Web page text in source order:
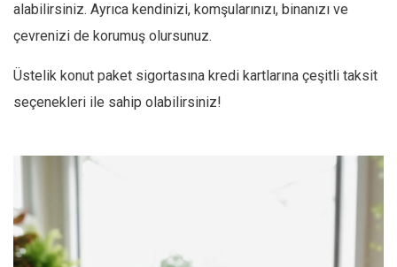
alabilirsiniz. Ayrıca kendinizi, komşularınızı, binanızı ve
çevrenizi de korumuş olursunuz.
Üstelik konut paket sigortasına kredi kartlarına çeşitli taksit
seçenekleri ile sahip olabilirsiniz!